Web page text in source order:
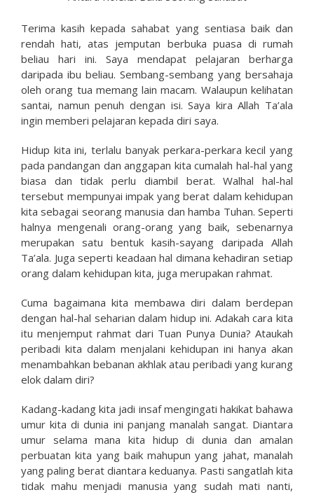
Terima kasih kepada sahabat yang sentiasa baik dan
rendah hati, atas jemputan berbuka puasa di rumah
beliau hari ini. Saya mendapat pelajaran berharga
daripada ibu beliau. Sembang-sembang yang bersahaja
oleh orang tua memang lain macam. Walaupun kelihatan
santai, namun penuh dengan isi. Saya kira Allah Ta’ala
ingin memberi pelajaran kepada diri saya.
Hidup kita ini, terlalu banyak perkara-perkara kecil yang
pada pandangan dan anggapan kita cumalah hal-hal yang
biasa dan tidak perlu diambil berat. Walhal hal-hal
tersebut mempunyai impak yang berat dalam kehidupan
kita sebagai seorang manusia dan hamba Tuhan. Seperti
halnya mengenali orang-orang yang baik, sebenarnya
merupakan satu bentuk kasih-sayang daripada Allah
Ta’ala. Juga seperti keadaan hal dimana kehadiran setiap
orang dalam kehidupan kita, juga merupakan rahmat.
Cuma bagaimana kita membawa diri dalam berdepan
dengan hal-hal seharian dalam hidup ini. Adakah cara kita
itu menjemput rahmat dari Tuan Punya Dunia? Ataukah
peribadi kita dalam menjalani kehidupan ini hanya akan
menambahkan bebanan akhlak atau peribadi yang kurang
elok dalam diri?
Kadang-kadang kita jadi insaf mengingati hakikat bahawa
umur kita di dunia ini panjang manalah sangat. Diantara
umur selama mana kita hidup di dunia dan amalan
perbuatan kita yang baik mahupun yang jahat, manalah
yang paling berat diantara keduanya. Pasti sangatlah kita
tidak mahu menjadi manusia yang sudah mati nanti,